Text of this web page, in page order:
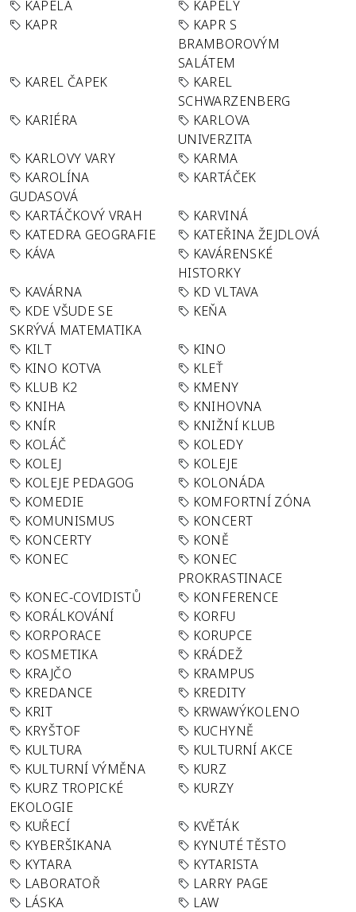
KAPELA
KAPELY
KAPR
KAPR S
BRAMBOROVÝM
SALÁTEM
KAREL ČAPEK
KAREL
SCHWARZENBERG
KARIÉRA
KARLOVA
UNIVERZITA
KARLOVY VARY
KARMA
KAROLÍNA
GUDASOVÁ
KARTÁČEK
KARTÁČKOVÝ VRAH
KARVINÁ
KATEDRA GEOGRAFIE
KATEŘINA ŽEJDLOVÁ
KÁVA
KAVÁRENSKÉ
HISTORKY
KAVÁRNA
KD VLTAVA
KDE VŠUDE SE
SKRÝVÁ MATEMATIKA
KEŇA
KILT
KINO
KINO KOTVA
KLEŤ
KLUB K2
KMENY
KNIHA
KNIHOVNA
KNÍR
KNIŽNÍ KLUB
KOLÁČ
KOLEDY
KOLEJ
KOLEJE
KOLEJE PEDAGOG
KOLONÁDA
KOMEDIE
KOMFORTNÍ ZÓNA
KOMUNISMUS
KONCERT
KONCERTY
KONĚ
KONEC
KONEC
PROKRASTINACE
KONEC-COVIDISTŮ
KONFERENCE
KORÁLKOVÁNÍ
KORFU
KORPORACE
KORUPCE
KOSMETIKA
KRÁDEŽ
KRAJČO
KRAMPUS
KREDANCE
KREDITY
KRIT
KRWAWÝKOLENO
KRYŠTOF
KUCHYNĚ
KULTURA
KULTURNÍ AKCE
KULTURNÍ VÝMĚNA
KURZ
KURZ TROPICKÉ
EKOLOGIE
KURZY
KUŘECÍ
KVĚTÁK
KYBERŠIKANA
KYNUTÉ TĚSTO
KYTARA
KYTARISTA
LABORATOŘ
LARRY PAGE
LÁSKA
LAW